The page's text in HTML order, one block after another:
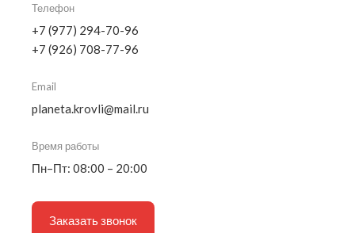
Телефон
+7 (977) 294-70-96
+7 (926) 708-77-96
Email
planeta.krovli@mail.ru
Время работы
Пн–Пт: 08:00 – 20:00
Заказать звонок